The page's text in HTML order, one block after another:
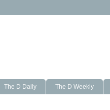
The D Daily The D Weekly